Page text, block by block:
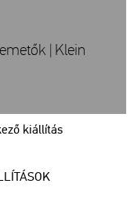
kiállítás
| Klein